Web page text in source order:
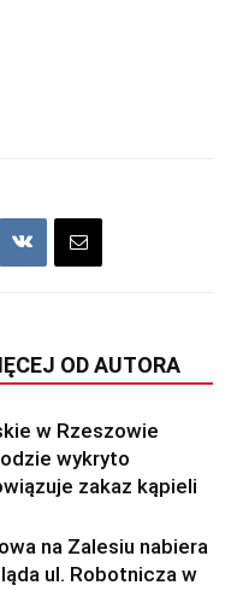
OD AUTORA
w Rzeszowie
wykryto
zakaz kąpieli
na Zalesiu nabiera
ul. Robotnicza w